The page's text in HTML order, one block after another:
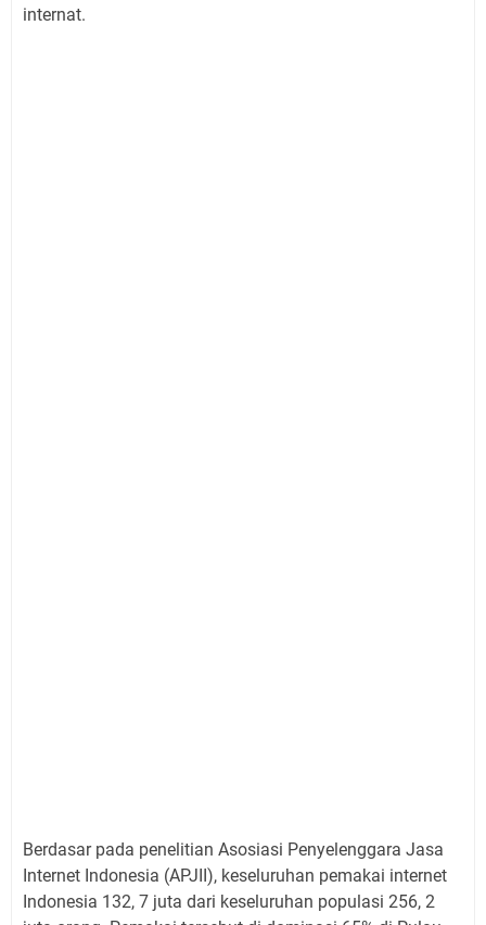
internat.
Berdasar pada penelitian Asosiasi Penyelenggara Jasa
Internet Indonesia (APJII), keseluruhan pemakai internet
Indonesia 132, 7 juta dari keseluruhan populasi 256, 2